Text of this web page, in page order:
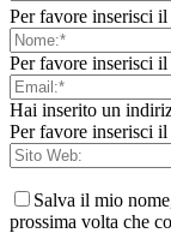
Per favore inserisci
Per favore inserisci
Hai inserito un
Per favore inserisci
Salva il mio
prossima volta che